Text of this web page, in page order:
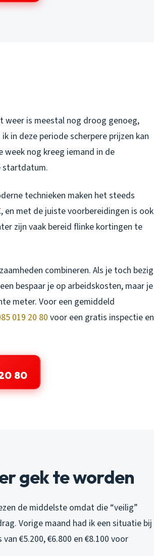
weer is meestal nog droog genoeg,
in deze periode scherpere prijzen kan
week nog kreeg iemand in de
startdatum.
technieken maken het steeds
en met de juiste voorbereidingen is ook
zijn vaak bereid flinke kortingen te
combineren. Als je toch bezig
bespaar je op arbeidskosten, maar je
meter. Voor een gemiddeld
019 20 80 voor een gratis inspectie en
80
gek te worden
de middelste omdat die “veilig”
Vorige maand had ik een situatie bij
€5.200, €6.800 en €8.100 voor